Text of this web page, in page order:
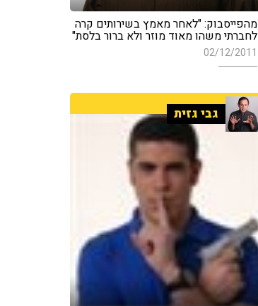
מהפייסבוק: "לאחר מאמץ בשירותים קרה
לחברתי משהו מאוד מוזר ולא ברור בלסת"
02/12/2011
גבי גזית